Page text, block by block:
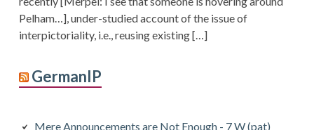
Pelham…], under-studied account of the issue of
interpictoriality, i.e., reusing existing […]
GermanIP
Mere Announcements are Not Enough - 7 W (pat)